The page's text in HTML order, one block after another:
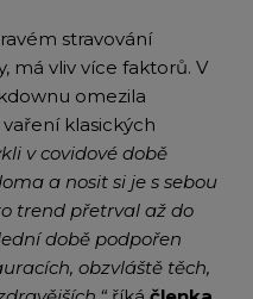
stravování
má vliv více faktorů. V
omezila
klasických
v covidové době
a nosit si je s sebou
trend přetrval až do
době podpořen
obzvláště těch,